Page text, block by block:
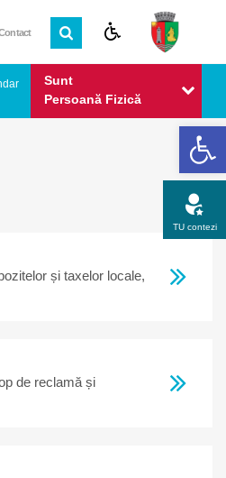
Sunt
Persoană Fizică
și taxelor locale,
de reclamă și
TU contezi
Opinia ta
Apel gratuit
Newsletter
Program